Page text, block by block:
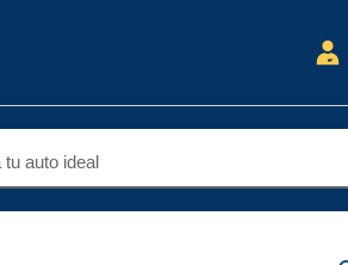
auto ideal